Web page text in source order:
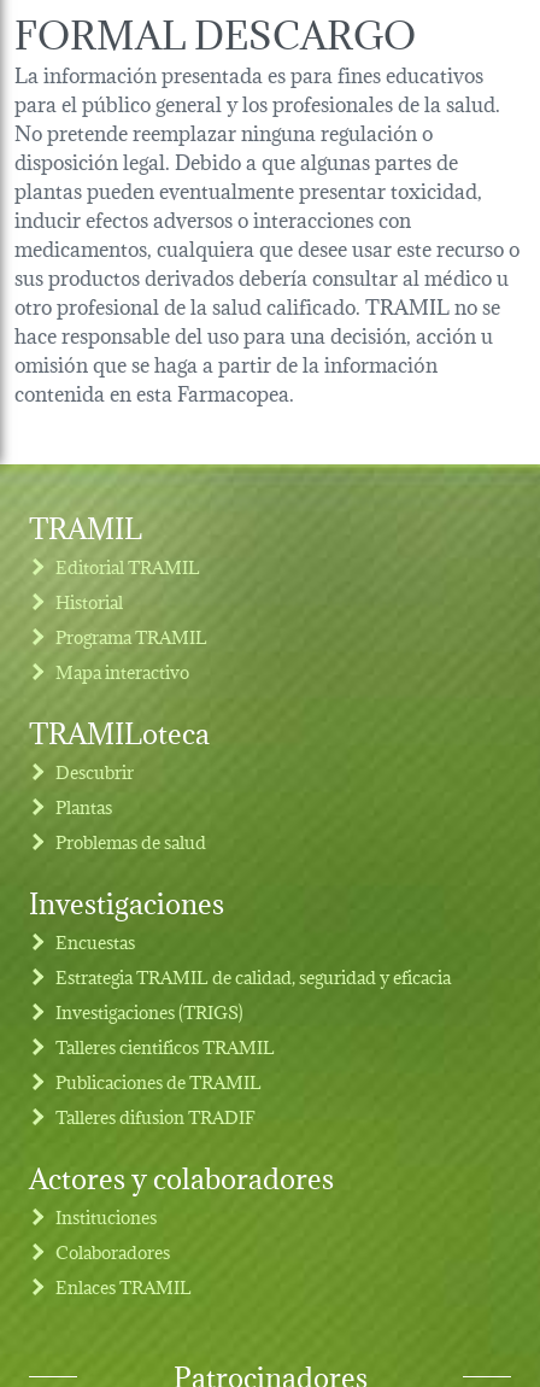
FORMAL DESCARGO
La información presentada es para fines educativos
para el público general y los profesionales de la salud.
No pretende reemplazar ninguna regulación o
disposición legal. Debido a que algunas partes de
plantas pueden eventualmente presentar toxicidad,
inducir efectos adversos o interacciones con
medicamentos, cualquiera que desee usar este recurso o
sus productos derivados debería consultar al médico u
otro profesional de la salud calificado. TRAMIL no se
hace responsable del uso para una decisión, acción u
omisión que se haga a partir de la información
contenida en esta Farmacopea.
Footer menu
TRAMIL
Editorial TRAMIL
Historial
Programa TRAMIL
Mapa interactivo
TRAMILoteca
Descubrir
Plantas
Problemas de salud
Investigaciones
Encuestas
Estrategia TRAMIL de calidad, seguridad y eficacia
Investigaciones (TRIGS)
Talleres cientificos TRAMIL
Publicaciones de TRAMIL
Talleres difusion TRADIF
Actores y colaboradores
Instituciones
Colaboradores
Enlaces TRAMIL
Patrocinadores